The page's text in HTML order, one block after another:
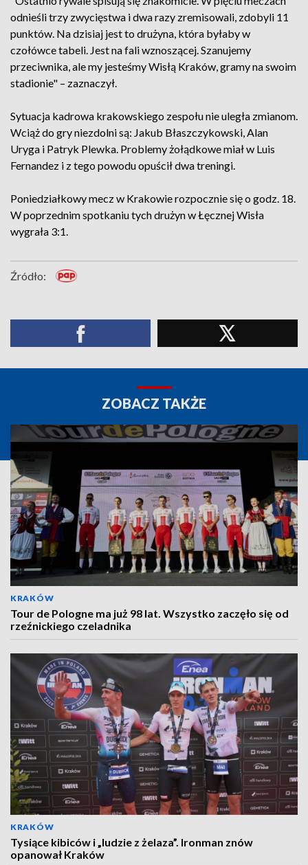
odnieśli trzy zwycięstwa i dwa razy zremisowali, zdobyli 11
punktów. Na dzisiaj jest to drużyna, która byłaby w
czołówce tabeli. Jest na fali wznoszącej. Szanujemy
przeciwnika, ale my jesteśmy Wisłą Kraków, gramy na swoim
stadionie" – zaznaczył.
Sytuacja kadrowa krakowskiego zespołu nie uległa zmianom.
Wciąż do gry niezdolni są: Jakub Błaszczykowski, Alan
Uryga i Patryk Plewka. Problemy żołądkowe miał w Luis
Fernandez i z tego powodu opuścił dwa treningi.
Poniedziałkowy mecz w Krakowie rozpocznie się o godz. 18.
W poprzednim spotkaniu tych drużyn w Łęcznej Wisła
wygrała 3:1.
Źródło:
ZOBACZ TAKŻE
KRAKÓW
Tour de Pologne ma już 98 lat. Wszystko zaczęło się od
rzeźnickiego czeladnika
KRAKÓW
Tysiące kibiców i „ludzie z żelaza”. Ironman znów
opanował Kraków